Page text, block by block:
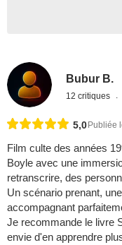
Bubur B.
12 critiques
5,0 Publiée
Film culte des années
Boyle avec une
retranscrire, des
Un scénario prenant,
accompagnant
Je recommande le livre
envie d'en apprendre